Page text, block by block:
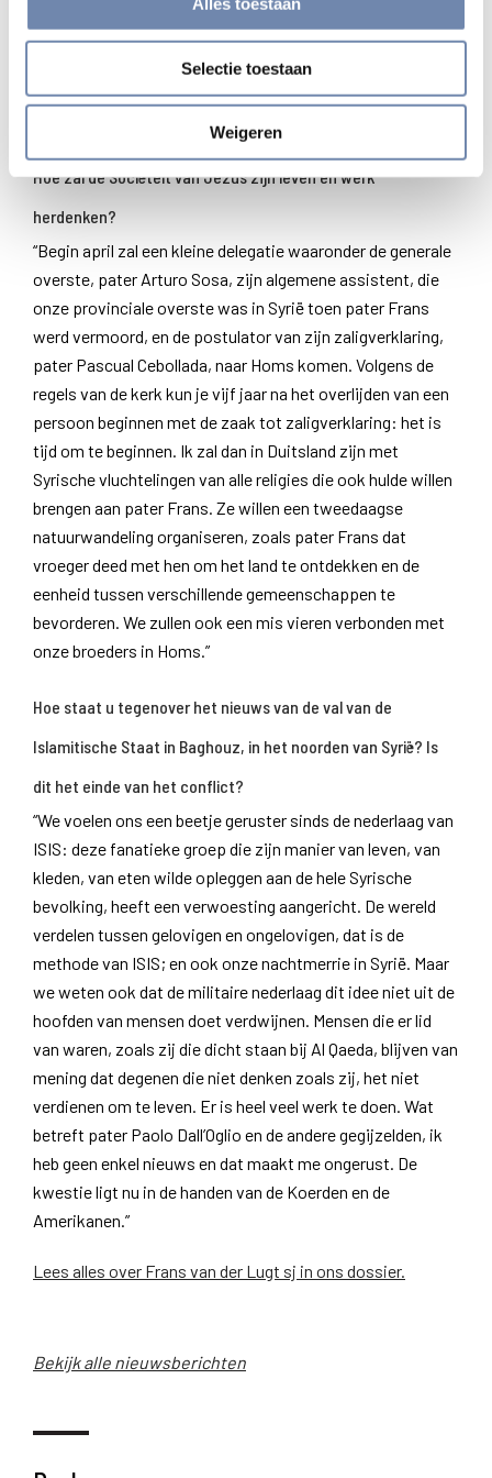
Selectie toestaan
Weigeren
segmenten in Syrië. Het komt zeer zelden voor dat
moslims, katholieke en orthodoxe christenen zich
verenigen rondom eenzelfde figuur: dit was het geval met
hem. Hij is niet alleen een christelijke martelaar, maar ook
Hoe zal de Sociëteit van Jezus zijn leven en werk
herdenken?
“Begin april zal een kleine delegatie waaronder de generale
overste, pater Arturo Sosa, zijn algemene assistent, die
onze provinciale overste was in Syrië toen pater Frans
werd vermoord, en de postulator van zijn zaligverklaring,
pater Pascual Cebollada, naar Homs komen. Volgens de
regels van de kerk kun je vijf jaar na het overlijden van een
persoon beginnen met de zaak tot zaligverklaring: het is
tijd om te beginnen. Ik zal dan in Duitsland zijn met
Syrische vluchtelingen van alle religies die ook hulde willen
brengen aan pater Frans. Ze willen een tweedaagse
natuurwandeling organiseren, zoals pater Frans dat
vroeger deed met hen om het land te ontdekken en de
eenheid tussen verschillende gemeenschappen te
bevorderen. We zullen ook een mis vieren verbonden met
onze broeders in Homs.”
Hoe staat u tegenover het nieuws van de val van de
Islamitische Staat in Baghouz, in het noorden van Syrië? Is
dit het einde van het conflict?
“We voelen ons een beetje geruster sinds de nederlaag van
ISIS: deze fanatieke groep die zijn manier van leven, van
kleden, van eten wilde opleggen aan de hele Syrische
bevolking, heeft een verwoesting aangericht. De wereld
verdelen tussen gelovigen en ongelovigen, dat is de
methode van ISIS; en ook onze nachtmerrie in Syrië. Maar
we weten ook dat de militaire nederlaag dit idee niet uit de
hoofden van mensen doet verdwijnen. Mensen die er lid
van waren, zoals zij die dicht staan bij Al Qaeda, blijven van
mening dat degenen die niet denken zoals zij, het niet
verdienen om te leven. Er is heel veel werk te doen. Wat
betreft pater Paolo Dall’Oglio en de andere gegijzelden, ik
heb geen enkel nieuws en dat maakt me ongerust. De
kwestie ligt nu in de handen van de Koerden en de
Amerikanen.”
Lees alles over Frans van der Lugt sj in ons dossier.
Bekijk alle nieuwsberichten